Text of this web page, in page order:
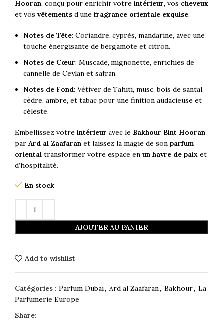
Hooran, conçu pour enrichir votre intérieur, vos cheveux
et vos vêtements d’une fragrance orientale exquise.
Notes de Tête: Coriandre, cyprès, mandarine, avec une
touche énergisante de bergamote et citron.
Notes de Cœur: Muscade, mignonette, enrichies de
cannelle de Ceylan et safran.
Notes de Fond: Vétiver de Tahiti, musc, bois de santal,
cèdre, ambre, et tabac pour une finition audacieuse et
céleste.
Embellissez votre intérieur avec le Bakhour Bint Hooran
par Ard al Zaafaran et laissez la magie de son parfum
oriental transformer votre espace en un havre de paix et
d’hospitalité.
En stock
AJOUTER AU PANIER
Add to wishlist
Catégories : Parfum Dubai, Ard al Zaafaran, Bakhour, La
Parfumerie Europe
Share: